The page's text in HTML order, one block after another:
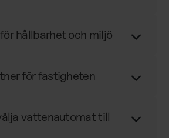
hållbarhet och miljö
för fastigheten
vattenautomat till